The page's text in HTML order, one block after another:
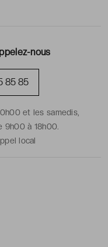
nous
85 85
et les samedis,
9h00 à 18h00.
local